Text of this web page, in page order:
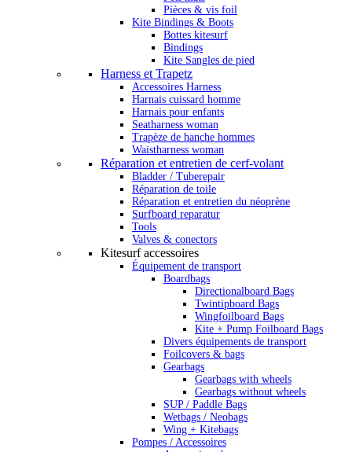
Pièces & vis foil
Kite Bindings & Boots
Bottes kitesurf
Bindings
Kite Sangles de pied
Harness et Trapetz
Accessoires Harness
Harnais cuissard homme
Harnais pour enfants
Seatharness woman
Trapèze de hanche hommes
Waistharness woman
Réparation et entretien de cerf-volant
Bladder / Tuberepair
Réparation de toile
Réparation et entretien du néoprène
Surfboard reparatur
Tools
Valves & conectors
Kitesurf accessoires
Équipement de transport
Boardbags
Directionalboard Bags
Twintipboard Bags
Wingfoilboard Bags
Kite + Pump Foilboard Bags
Divers équipements de transport
Foilcovers & bags
Gearbags
Gearbags with wheels
Gearbags without wheels
SUP / Paddle Bags
Wetbags / Neobags
Wing + Kitebags
Pompes / Accessoires